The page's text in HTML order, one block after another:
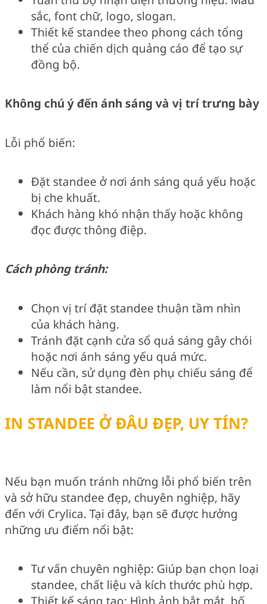
sắc, font chữ, logo, slogan.
Thiết kế standee theo phong cách tổng
thể của chiến dịch quảng cáo để tạo sự
đồng bộ.
Không chú ý đến ánh sáng và vị trí trưng bày
Lỗi phổ biến:
Đặt standee ở nơi ánh sáng quá yếu hoặc
bị che khuất.
Khách hàng khó nhận thấy hoặc không
đọc được thông điệp.
Cách phòng tránh:
Chọn vị trí đặt standee thuận tầm nhìn
của khách hàng.
Tránh đặt cạnh cửa sổ quá sáng gây chói
hoặc nơi ánh sáng yếu quá mức.
Nếu cần, sử dụng đèn phụ chiếu sáng để
làm nổi bật standee.
IN STANDEE Ở ĐÂU ĐẸP, UY TÍN?
Nếu bạn muốn tránh những lỗi phổ biến trên
và sở hữu standee đẹp, chuyên nghiệp, hãy
đến với Crylica. Tại đây, bạn sẽ được hưởng
những ưu điểm nổi bật:
Tư vấn chuyên nghiệp: Giúp bạn chọn loại
standee, chất liệu và kích thước phù hợp.
Thiết kế sáng tạo: Hình ảnh bắt mắt, bố